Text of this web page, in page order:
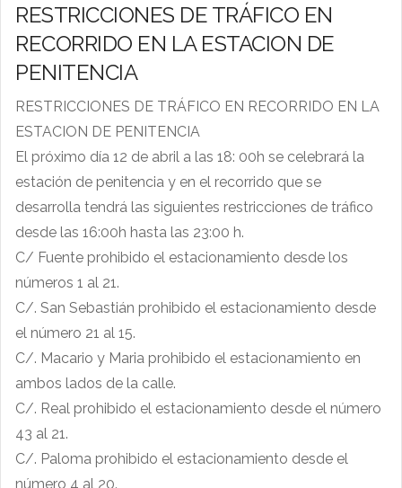
RESTRICCIONES DE TRÁFICO EN
RECORRIDO EN LA ESTACION DE
PENITENCIA
RESTRICCIONES DE TRÁFICO EN RECORRIDO EN LA
ESTACION DE PENITENCIA
El próximo día 12 de abril a las 18: 00h se celebrará la
estación de penitencia y en el recorrido que se
desarrolla tendrá las siguientes restricciones de tráfico
desde las 16:00h hasta las 23:00 h.
C/ Fuente prohibido el estacionamiento desde los
números 1 al 21.
C/. San Sebastián prohibido el estacionamiento desde
el número 21 al 15.
C/. Macario y Maria prohibido el estacionamiento en
ambos lados de la calle.
C/. Real prohibido el estacionamiento desde el número
43 al 21.
C/. Paloma prohibido el estacionamiento desde el
número 4 al 20.